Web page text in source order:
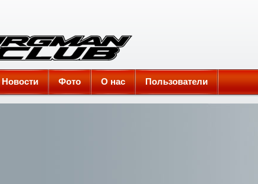
Новости Фото О нас Пользователи